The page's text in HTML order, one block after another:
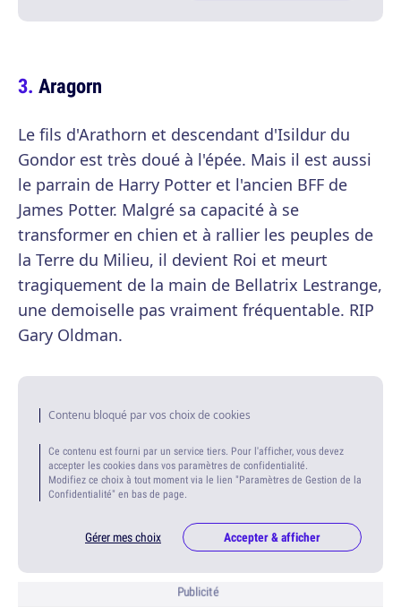
Aragorn
Le fils d'Arathorn et descendant d'Isildur du
Gondor est très doué à l'épée. Mais il est aussi
le parrain de Harry Potter et l'ancien BFF de
James Potter. Malgré sa capacité à se
transformer en chien et à rallier les peuples de
la Terre du Milieu, il devient Roi et meurt
tragiquement de la main de Bellatrix Lestrange,
une demoiselle pas vraiment fréquentable. RIP
Gary Oldman.
Contenu bloqué par vos choix de cookies
Ce contenu est fourni par un service tiers. Pour l'afficher, vous devez
accepter les cookies dans vos paramètres de confidentialité.
Modifiez ce choix à tout moment via le lien "Paramètres de Gestion de la
Confidentialité" en bas de page.
Gérer mes choix Accepter & afficher
Publicité